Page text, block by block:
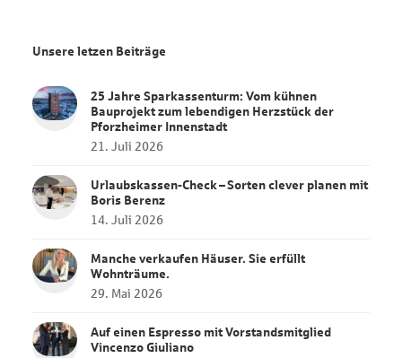
Unsere letzen Beiträge
25 Jahre Sparkassenturm: Vom kühnen
Bauprojekt zum lebendigen Herzstück der
Pforzheimer Innenstadt
21. Juli 2026
Urlaubskassen‑Check – Sorten clever planen mit
Boris Berenz
14. Juli 2026
Manche verkaufen Häuser. Sie erfüllt
Wohnträume.
29. Mai 2026
Auf einen Espresso mit Vorstandsmitglied
Vincenzo Giuliano